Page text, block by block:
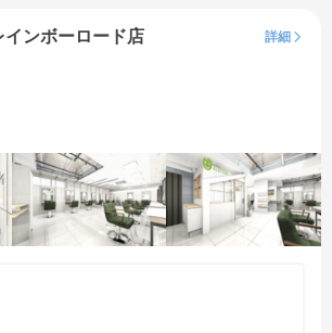
ンボーロード店
詳細